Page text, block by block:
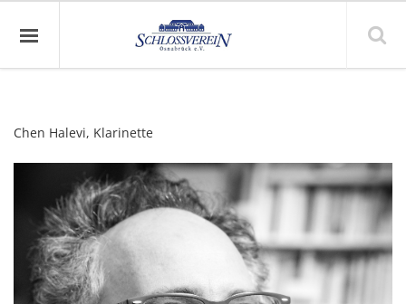
Chen Halevi, Klarinette